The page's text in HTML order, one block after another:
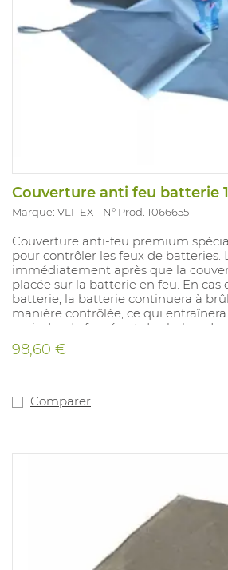
Couverture anti feu batterie
Marque: VLITEX N° Prod. 1066655
Couverture anti-feu premium
pour contrôler les feux de batteries.
immédiatement après que la
placée sur la batterie en feu. En cas
batterie, la batterie continuera à
manière contrôlée, ce qui
moindre de fumée et de chaleur. La
premium peut être utilisée plusieurs
petit batteries.Résistance à la
98,60 €
Comparer